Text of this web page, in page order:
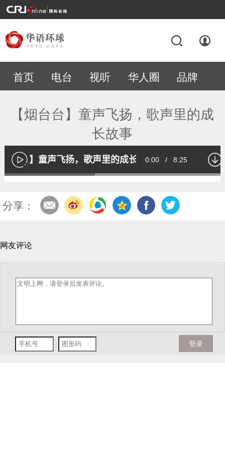
首页 电台 视听 华人圈 品牌
专题
【烟台台】童声飞扬，歌声里的成
长故事
播
放
烟台台】童声飞扬，歌声里的成长故事Current
0:00 / Duration
8:25
Loaded:
分享：
网友评论
登录